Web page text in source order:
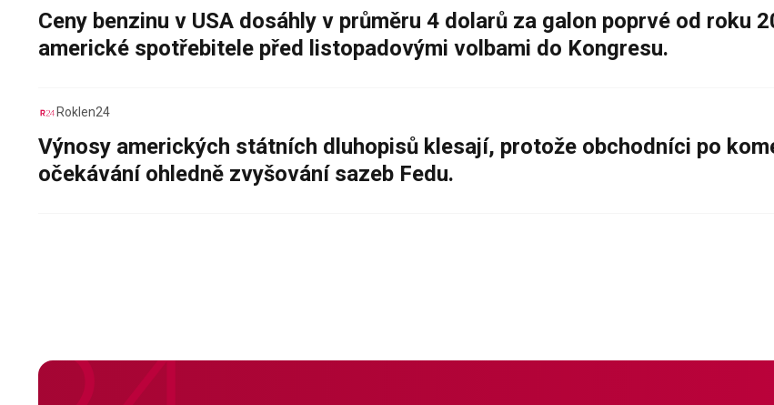
Ceny benzinu v USA dosáhly v průměru 4 dolarů za galon poprvé od roku
americké spotřebitele před listopadovými volbami do Kongresu.
Roklen24
Výnosy amerických státních dluhopisů klesají, protože obchodníci po
očekávání ohledně zvyšování sazeb Fedu.